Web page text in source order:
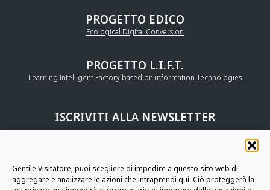
Gentile Visitatore, puoi scegliere di impedire a questo sito web di
aggregare e analizzare le azioni che intraprendi qui. Ciò proteggerà la
PROGETTO EDICO
Ecological Digital Conversion
PROGETTO L.I.F.T.
Learning Intelligent Factory based on information Technologies
ISCRIVITI ALLA NEWSLETTER
RESTIAMO IN CONTATTO